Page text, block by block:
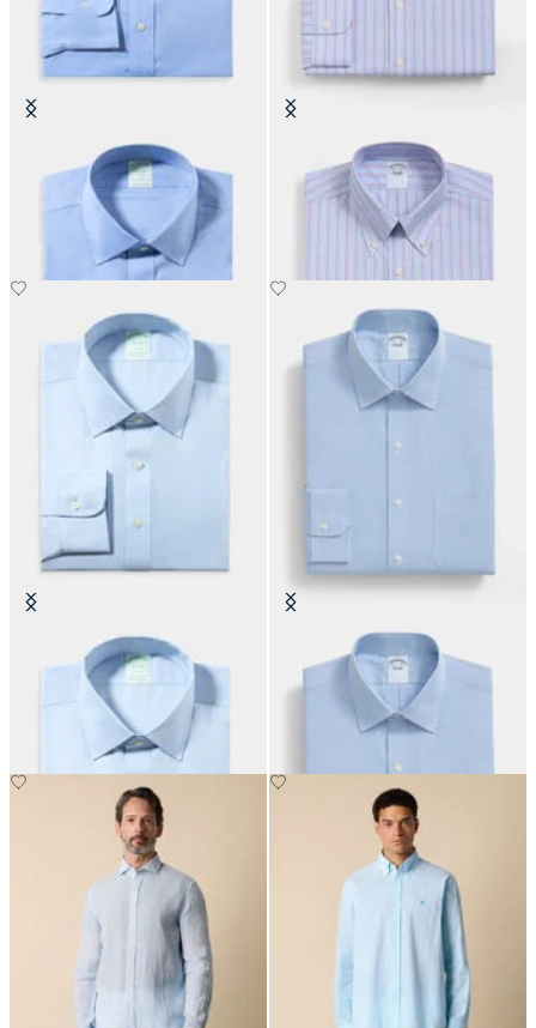
Slim Fit Non-Iron Performance-
Hemd mit Ainsley-Kragen
Regular Fit Non-Iron
Baumwollhemd mit Button-Down-
Slim Fit Non-Iron Oxford-Hemd
mit Ainsley-Kragen
Hemd Regular Fit aus Baumwolle
mit Ainsley-Kragen